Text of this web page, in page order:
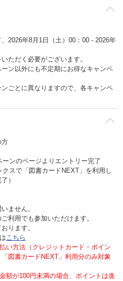
2026年8月1日（土）00：00 - 2026年
ただく必要がございます。
ン以外にも不定期にお得なキャンペ
ごとに異なりますので、各キャンペ
方
ンのページよりエントリー完了
スで「図書カードNEXT」を利用し
）
ません。
利用でも参加いただけます。
ります。
こちら
い方法（クレジットカード・ポイン
図書カードNEXT」利用分のみ対象
額が100円未満の場合、ポイントは進